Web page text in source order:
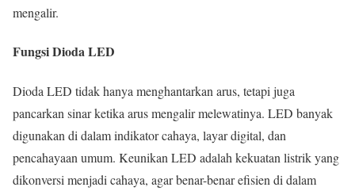
mengalir.
Fungsi Dioda LED
Dioda LED tidak hanya menghantarkan arus, tetapi juga
pancarkan sinar ketika arus mengalir melewatinya. LED banyak
digunakan di dalam indikator cahaya, layar digital, dan
pencahayaan umum. Keunikan LED adalah kekuatan listrik yang
dikonversi menjadi cahaya, agar benar-benar efisien di dalam